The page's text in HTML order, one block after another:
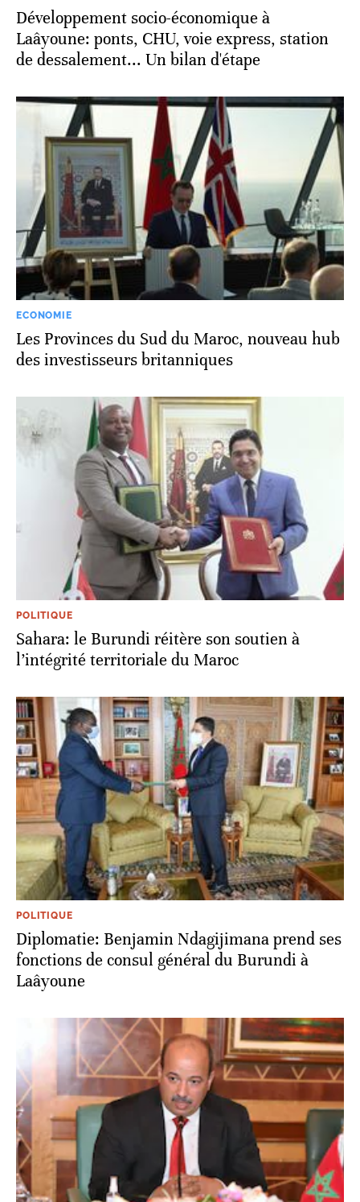
Développement socio-économique à
Laâyoune: ponts, CHU, voie express, station
de dessalement... Un bilan d'étape
ECONOMIE
Les Provinces du Sud du Maroc, nouveau hub
des investisseurs britanniques
POLITIQUE
Sahara: le Burundi réitère son soutien à
l’intégrité territoriale du Maroc
POLITIQUE
Diplomatie: Benjamin Ndagijimana prend ses
fonctions de consul général du Burundi à
Laâyoune